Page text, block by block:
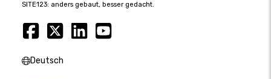
SITE123: anders gebaut, besser gedacht.
Deutsch